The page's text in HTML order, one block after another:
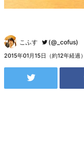
こふす (@_cofus)
2015年01月15日（約12年経過）